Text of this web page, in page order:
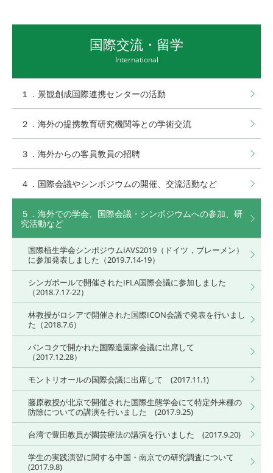
国際交流・留学
International
１．景観創成国際連携センターの活動
２．海外の提携教育研究機関等との学術交流
３．海外からの客員教員の招聘
４．国際会議やシンポジウムの開催、交流活動など
５．海外での学会、国際会議・シンポジウムへの参加、研
究活動など
国際植生学会シンポジウムIAVS2019（ドイツ，ブレーメン）
に参加発表しました（2019.7.14-19）
シンガポールで開催されたIFLA国際会議に参加しました
（2018.7.17-22）
林教授がロシアで開催された国際ICON会議で発表を行いまし
た（2018.7.6）
バンコクで開かれた国際造園家会議に出席して
（2017.12.28）
モントリオールの国際会議に出席して (2017.11.1)
藤原教授が北京で開催された国際生態学会にて特定外来種の
防除についての講演を行いました (2017.9.25)
台湾で豊田教員が園芸療法の講演を行いました (2017.9.20)
学生の実践演習に関する中国・南京での研究調査について
(2017.9.8)